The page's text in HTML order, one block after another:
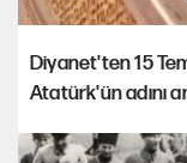
Diyanet'ten 15
Atatürk'ün adını